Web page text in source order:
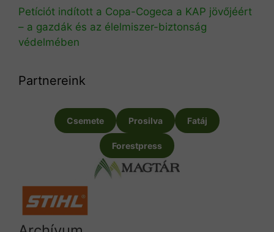
Petíciót indított a Copa-Cogeca a KAP jövőjéért
– a gazdák és az élelmiszer-biztonság
védelmében
Partnereink
Csemete Prosilva Fatáj
Forestpress